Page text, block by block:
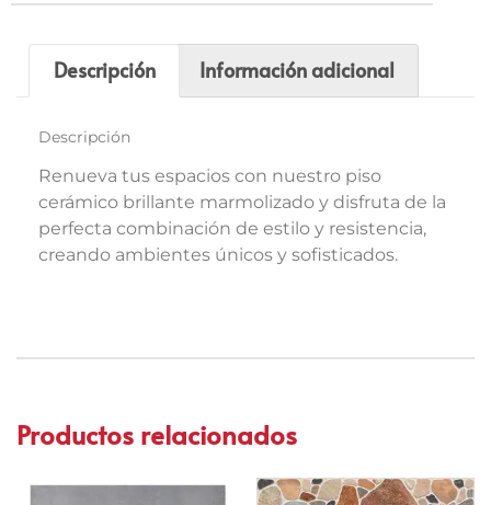
Descripción Información adicional
Descripción
Renueva tus espacios con nuestro piso
cerámico brillante marmolizado y disfruta de la
perfecta combinación de estilo y resistencia,
creando ambientes únicos y sofisticados.
Productos relacionados